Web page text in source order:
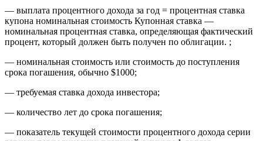
— выплата процентного дохода за год = процентная ставка
купона номинальная стоимость Купонная ставка —
номинальная процентная ставка, определяющая фактический
процент, который должен быть получен по облигации. ;
— номинальная стоимость или стоимость до поступления
срока погашения, обычно $1000;
— требуемая ставка дохода инвестора;
— количество лет до срока погашения;
— показатель текущей стоимости процентного дохода серии